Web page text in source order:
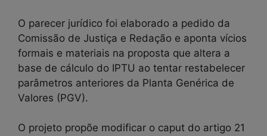
O parecer jurídico foi elaborado a pedido da
Comissão de Justiça e Redação e aponta vícios
formais e materiais na proposta que altera a
base de cálculo do IPTU ao tentar restabelecer
parâmetros anteriores da Planta Genérica de
Valores (PGV).
O projeto propõe modificar o caput do artigo 21